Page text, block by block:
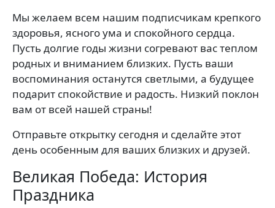
Мы желаем всем нашим подписчикам крепкого
здоровья, ясного ума и спокойного сердца.
Пусть долгие годы жизни согревают вас теплом
родных и вниманием близких. Пусть ваши
воспоминания останутся светлыми, а будущее
подарит спокойствие и радость. Низкий поклон
вам от всей нашей страны!
Отправьте открытку сегодня и сделайте этот
день особенным для ваших близких и друзей.
Великая Победа: История
Праздника